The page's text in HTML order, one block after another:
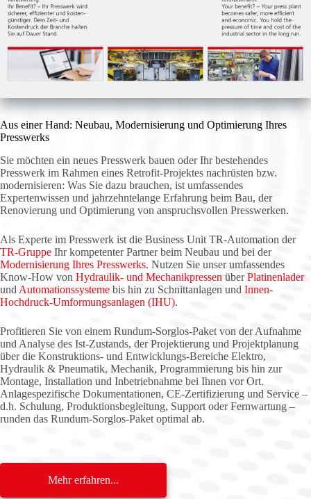
Aus einer Hand: Neubau, Modernisierung und Optimierung Ihres
Presswerks
Sie möchten ein neues Presswerk bauen oder Ihr bestehendes
Presswerk im Rahmen eines Retrofit-Projektes nachrüsten bzw.
modernisieren: Was Sie dazu brauchen, ist umfassendes
Expertenwissen und jahrzehntelange Erfahrung beim Bau, der
Renovierung und Optimierung von anspruchsvollen Presswerken.
Als Experte im Presswerk ist die Business Unit TR-Automation der
TR-Gruppe Ihr kompetenter Partner beim Neubau und bei der
Modernisierung Ihres Presswerks. Nutzen Sie unser umfassendes
Know-How von Hydraulik- und Mechanikpressen überPlatinenlader
und Automationssysteme bis hin zu Schnittanlagen und Innen-
Hochdruck-Umformungsanlagen (IHU).
Profitieren Sie von einem Rundum-Sorglos-Paket von der Aufnahme
und Analyse des Ist-Zustands, der Projektierung und Projektplanung
über die Konstruktions- und Entwicklungs-Bereiche Elektro,
Hydraulik & Pneumatik, Mechanik, Programmierung bis hin zur
Montage, Installation und Inbetriebnahme bei Ihnen vor Ort.
Anlagespezifische Dokumentationen, CE-Zertifizierung und Service –
d.h. Schulung, Produktionsbegleitung, Support oder Fernwartung –
runden das Rundum-Sorglos-Paket optimal ab.
Mehr erfahren...